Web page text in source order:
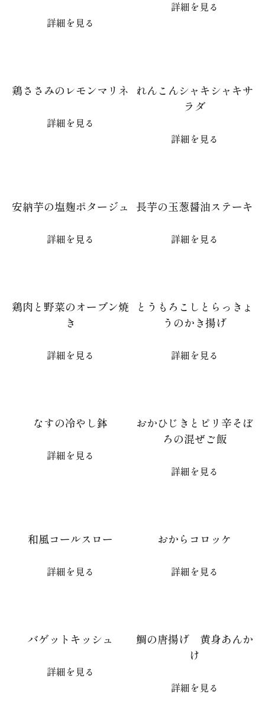
詳細を見る
詳細を見る
鶏ささみのレモンマリネ
詳細を見る
れんこんシャキシャキサ
ラダ
詳細を見る
安納芋の塩麹ポタージュ
詳細を見る
長芋の玉葱醤油ステーキ
詳細を見る
鶏肉と野菜のオーブン焼
き
詳細を見る
とうもろこしとらっきょ
うのかき揚げ
詳細を見る
なすの冷やし鉢
詳細を見る
おかひじきとピリ辛そぼ
ろの混ぜご飯
詳細を見る
和風コールスロー
詳細を見る
おからコロッケ
詳細を見る
バゲットキッシュ
詳細を見る
鯛の唐揚げ 黄身あんか
け
詳細を見る